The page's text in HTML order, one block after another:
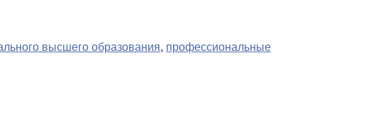
высшего образования, профессиональные